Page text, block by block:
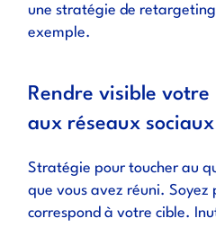
une stratégie de
exemple.
Rendre visible
aux réseaux sociaux
Stratégie pour toucher au
que vous avez réuni. Soyez
correspond à votre cible.